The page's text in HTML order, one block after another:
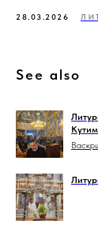
28.03.2026
See also